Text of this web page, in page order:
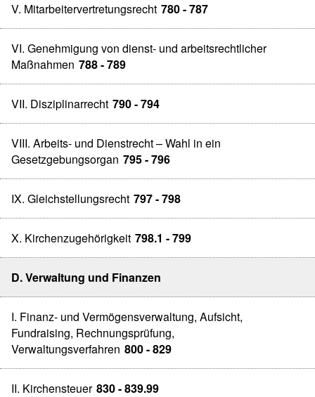
V. Mitarbeitervertretungsrecht 780 - 787
VI. Genehmigung von dienst- und arbeitsrechtlicher
Maßnahmen 788 - 789
VII. Disziplinarrecht 790 - 794
VIII. Arbeits- und Dienstrecht – Wahl in ein
Gesetzgebungsorgan 795 - 796
IX. Gleichstellungsrecht 797 - 798
X. Kirchenzugehörigkeit 798.1 - 799
D. Verwaltung und Finanzen
I. Finanz- und Vermögensverwaltung, Aufsicht,
Fundraising, Rechnungsprüfung,
Verwaltungsverfahren 800 - 829
II. Kirchensteuer 830 - 839.99